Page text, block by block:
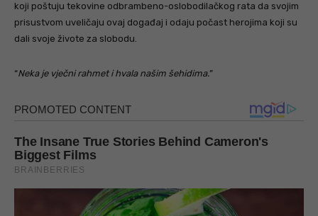
koji poštuju tekovine odbrambeno-oslobodilačkog rata da svojim
prisustvom uveličaju ovaj događaj i odaju počast herojima koji su
dali svoje živote za slobodu.
“Neka je vječni rahmet i hvala našim šehidima.”